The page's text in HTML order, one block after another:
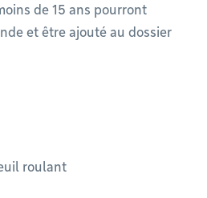
de 15 ans pourront
et être ajouté au dossier
roulant